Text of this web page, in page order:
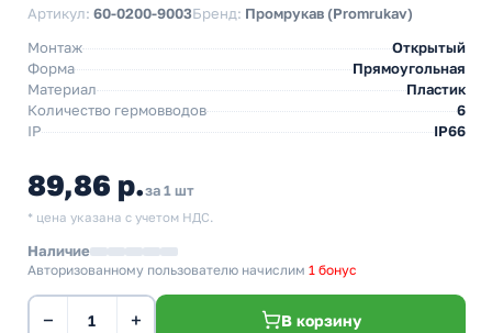
Артикул: 60-0200-9003Бренд: Промрукав (Promrukav)
Монтаж
Открытый
Форма
Прямоугольная
Материал
Пластик
Количество гермовводов
6
IP
IP66
89,86 р.за 1 шт
* цена указана с учетом НДС.
Наличие
Авторизованному пользователю начислим 1 бонус
− + В корзину